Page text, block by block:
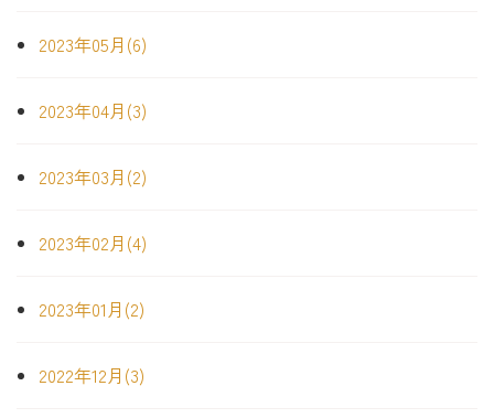
2023年05月(6)
2023年04月(3)
2023年03月(2)
2023年02月(4)
2023年01月(2)
2022年12月(3)